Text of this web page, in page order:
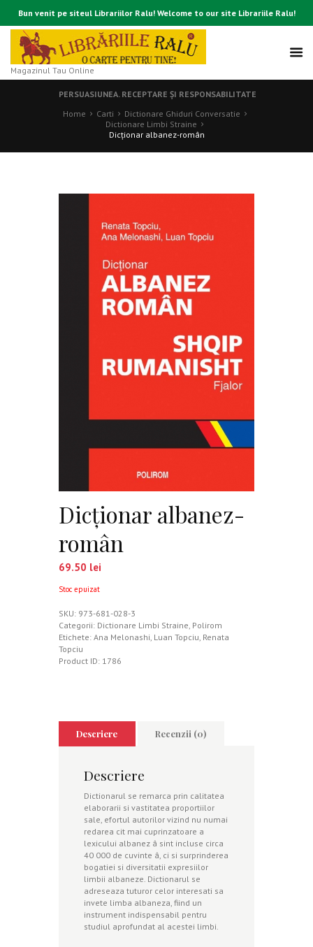
Bun venit pe siteul Librariilor Ralu! Welcome to our site Librariile Ralu!
Magazinul Tau Online
PERSUASIUNEA. RECEPTARE ȘI RESPONSABILITATE
Home
Carti
Dictionare Ghiduri Conversatie
Dictionare Limbi Straine
Dicționar albanez-român
Dicționar albanez-
român
69.50 lei
Stoc epuizat
SKU: 973-681-028-3
Categorii: Dictionare Limbi Straine Polirom
Etichete: Ana Melonashi Luan Topciu Renata
Topciu
Product ID: 1786
Descriere Recenzii (0)
Descriere
Dictionarul se remarca prin calitatea
elaborarii si vastitatea proportiilor
sale, efortul autorilor vizind nu numai
redarea cit mai cuprinzatoare a
lexicului albanez â sint incluse circa
40 000 de cuvinte â, ci si surprinderea
bogatiei si diversitatii expresiilor
limbii albaneze. Dictionarul se
adreseaza tuturor celor interesati sa
invete limba albaneza, fiind un
instrument indispensabil pentru
studiul aprofundat al acestei limbi.